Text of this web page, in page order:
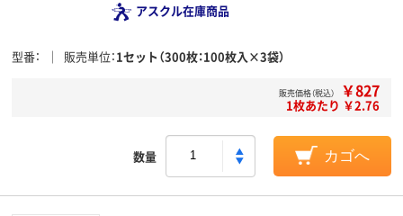
アスクル在庫商品
型番 販売単位 1セット（300枚：100枚入×3袋）
販売価格（税込） ￥827
1枚あたり ￥2.76
数量 カゴへ